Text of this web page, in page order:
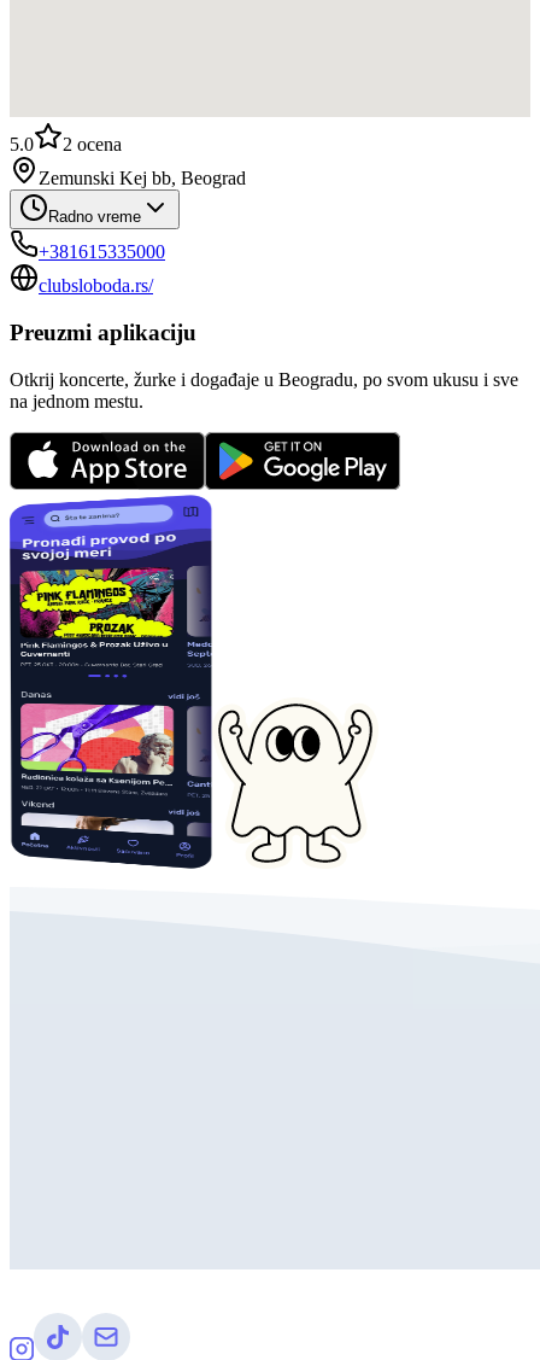
5.0 2 ocena
Zemunski Kej bb, Beograd
Radno vreme
+381615335000
clubsloboda.rs/
Preuzmi aplikaciju
Otkrij koncerte, žurke i događaje u Beogradu, po svom ukusu i sve
na jednom mestu.